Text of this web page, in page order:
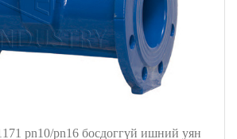
pn10/pn16 босдоггүй ишний уян